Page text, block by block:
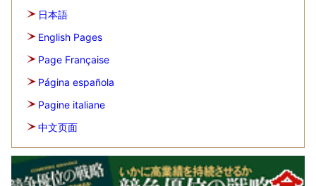
日本語
English Pages
Page Française
Página española
Pagine italiane
中文页面